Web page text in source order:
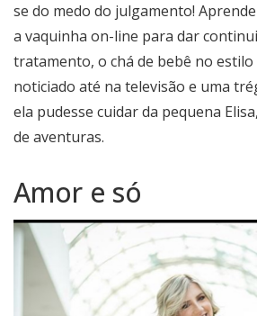
se do medo do julgamento!
a vaquinha on-line para dar
tratamento, o chá de bebê no
noticiado até na televisão e uma
ela pudesse cuidar da pequena
de aventuras.
Amor e só